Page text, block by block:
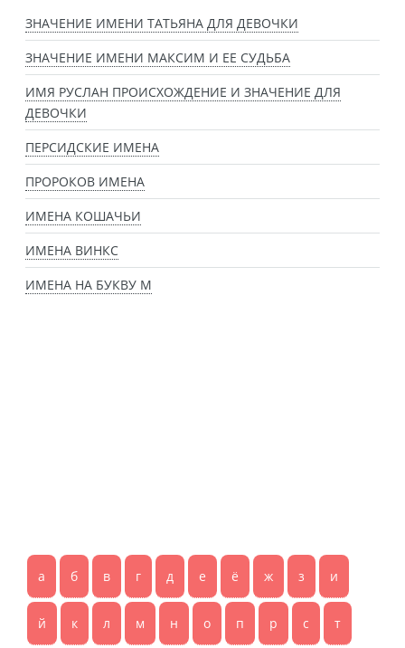
ЗНАЧЕНИЕ ИМЕНИ ТАТЬЯНА ДЛЯ ДЕВОЧКИ
ЗНАЧЕНИЕ ИМЕНИ МАКСИМ И ЕЕ СУДЬБА
ИМЯ РУСЛАН ПРОИСХОЖДЕНИЕ И ЗНАЧЕНИЕ ДЛЯ
ДЕВОЧКИ
ПЕРСИДСКИЕ ИМЕНА
ПРОРОКОВ ИМЕНА
ИМЕНА КОШАЧЬИ
ИМЕНА ВИНКС
ИМЕНА НА БУКВУ М
а б в г д е ё ж з и
й к л м н о п р с т